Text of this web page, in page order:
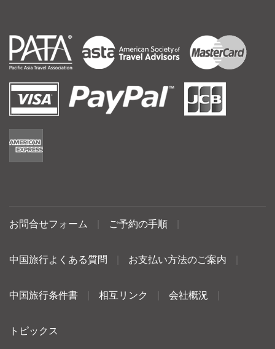
お問合せフォーム ご予約の手順
中国旅行よくある質問 お支払い方法のご案内
中国旅行条件書 相互リンク 会社概況
トピックス